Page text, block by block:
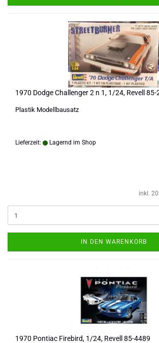
1970 Dodge Challenger 2 n 1, 1/24, Revell 85-
Plastik Modellbausatz
Lieferzeit: Lagernd im Shop
inkl.
IN DEN WARENKORB
1970 Pontiac Firebird, 1/24, Revell 85-4489